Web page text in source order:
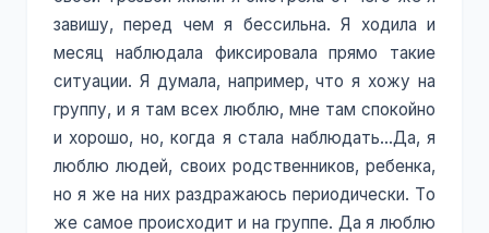
завишу, перед чем я бессильна. Я ходила и
месяц наблюдала фиксировала прямо такие
ситуации. Я думала, например, что я хожу на
группу, и я там всех люблю, мне там спокойно
и хорошо, но, когда я стала наблюдать…Да, я
люблю людей, своих родственников, ребенка,
но я же на них раздражаюсь периодически. То
же самое происходит и на группе. Да я люблю